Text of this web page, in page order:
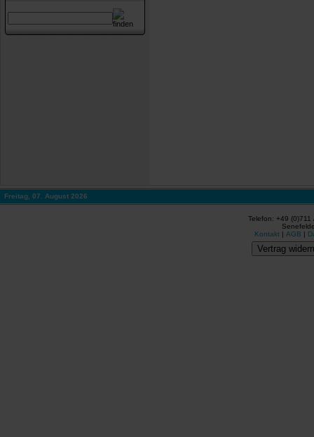
Freitag, 07. August 2026
Telefon: +49
Kontakt | AGB |
Vertrag